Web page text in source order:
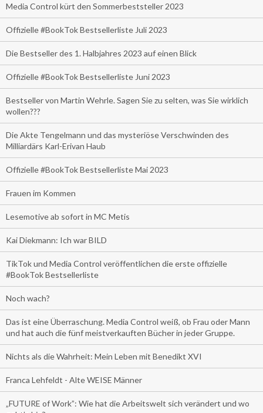
Media Control kürt den Sommerbeststeller 2023
Offizielle #BookTok Bestsellerliste Juli 2023
Die Bestseller des 1. Halbjahres 2023 auf einen Blick
Offizielle #BookTok Bestsellerliste Juni 2023
Bestseller von Martin Wehrle. Sagen Sie zu selten, was Sie wirklich
wollen???
Die Akte Tengelmann und das mysteriöse Verschwinden des
Milliardärs Karl-Erivan Haub
Offizielle #BookTok Bestsellerliste Mai 2023
Frauen im Kommen
Lesemotive ab sofort in MC Metis
Kai Diekmann: Ich war BILD
TikTok und Media Control veröffentlichen die erste offizielle
#BookTok Bestsellerliste
Noch wach?
Das ist eine Überraschung. Media Control weiß, ob Frau oder Mann
und hat auch die fünf meistverkauften Bücher in jeder Gruppe.
Nichts als die Wahrheit: Mein Leben mit Benedikt XVI
Franca Lehfeldt - Alte WEISE Männer
„FUTURE of Work”: Wie hat die Arbeitswelt sich verändert und wo